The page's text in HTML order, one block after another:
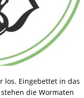
los. Eingebettet in das
die Wormaten